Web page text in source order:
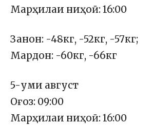
Марҳилаи ниҳоӣ: 16:00
Занон: -48кг, -52кг, -57кг;
Мардон: -60кг, -66кг
5-уми август
Оғоз: 09:00
Марҳилаи ниҳоӣ: 16:00